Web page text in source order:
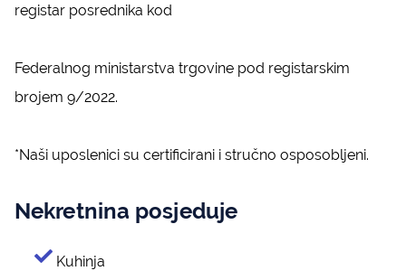
registar posrednika kod
Federalnog ministarstva trgovine pod registarskim
brojem 9/2022.
*Naši uposlenici su certificirani i stručno osposobljeni.
Nekretnina posjeduje
Kuhinja